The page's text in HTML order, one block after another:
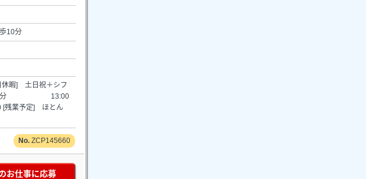
10分
暇] 土日祝＋シフ
休憩60分 13:00
[残業予定] ほとん
ZCP145660
お仕事に応募